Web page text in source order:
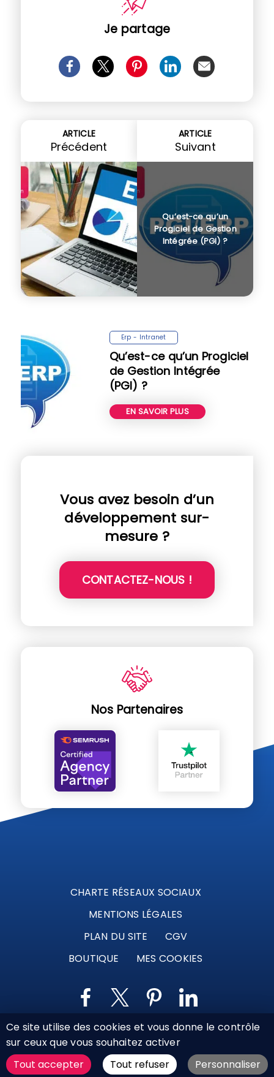
Je partage
ARTICLE
Précédent
ARTICLE
Suivant
Qu’est-ce qu’un
Progiciel de Gestion
Intégrée (PGI) ?
Erp - Intranet
Qu’est-ce qu’un Progiciel
de Gestion Intégrée
(PGI) ?
EN SAVOIR PLUS
Vous avez besoin d’un
développement sur-
mesure ?
CONTACTEZ-NOUS !
Nos Partenaires
CHARTE RÉSEAUX SOCIAUX
MENTIONS LÉGALES
PLAN DU SITE
CGV
BOUTIQUE
MES COOKIES
Marque déposée © Agence Web Attichy, Compiègne,
Soissons, Noyon, Oise | 2011 / 2026
Ce site utilise des cookies et vous donne le contrôle
sur ceux que vous souhaitez activer
Tout accepter
Tout refuser Personnaliser